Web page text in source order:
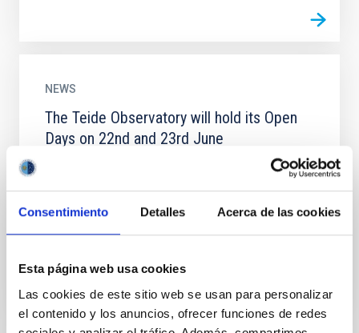
Consentimiento Detalles Acerca de las cookies
Esta página web usa cookies
Las cookies de este sitio web se usan para personalizar
el contenido y los anuncios, ofrecer funciones de redes
NEWS
The Teide Observatory will hold its Open
Days on 22nd and 23rd June
FULLY BOOKED Thank you very much for your
received. Those who...